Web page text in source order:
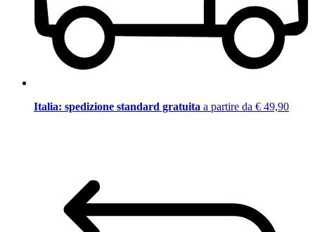
Italia: spedizione standard gratuita a partire da € 49,90